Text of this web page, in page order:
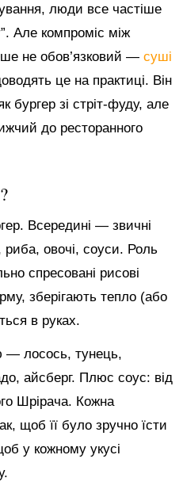
люди все частіше
Але компроміс між
не обов’язковий — суші
це на практиці. Він
бургер зі стріт-фуду, але
до ресторанного
Всередині — звичні
овочі, соуси. Роль
спресовані рисові
зберігають тепло (або
в руках.
— лосось, тунець,
айсберг. Плюс соус: від
Шрірача. Кожна
щоб її було зручно їсти
у кожному укусі